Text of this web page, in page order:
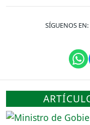
SÍGUENOS EN: